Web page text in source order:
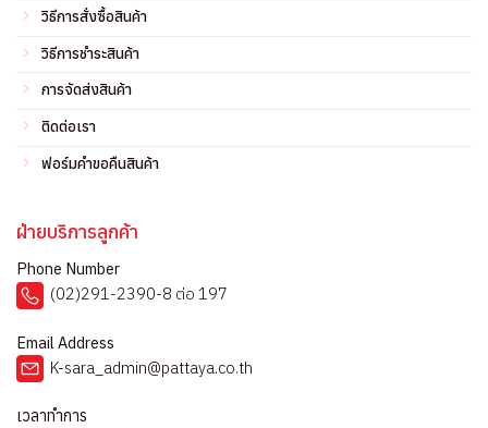
วิธีการสั่งซื้อสินค้า
วิธีการชำระสินค้า
การจัดส่งสินค้า
ติดต่อเรา
ฟอร์มคำขอคืนสินค้า
ฝ่ายบริการลูกค้า
Phone Number
(02)291-2390-8 ต่อ 197
Email Address
K-sara_admin@pattaya.co.th
เวลาทำการ